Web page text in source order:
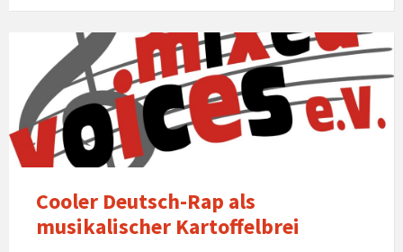
Cooler Deutsch-Rap als
musikalischer Kartoffelbrei